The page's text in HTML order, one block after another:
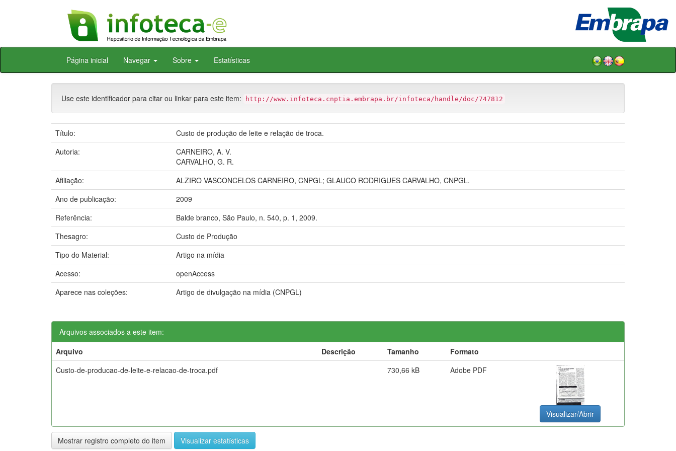
Skip
Página inicial Navegar Sobre Estatísticas
Use este identificador para citar ou linkar para este item: http://www.infoteca.cnptia.embrapa.br/infoteca/handle/doc/747812
Título:
Custo de produção de leite e relação de troca.
Autoria:
CARNEIRO, A. V.
CARVALHO, G. R.
Afiliação:
ALZIRO VASCONCELOS CARNEIRO, CNPGL; GLAUCO RODRIGUES CARVALHO, CNPGL.
Ano de publicação:
2009
Referência:
Balde branco, São Paulo, n. 540, p. 1, 2009.
Thesagro:
Custo de Produção
Tipo do Material:
Artigo na mídia
Acesso:
openAccess
Aparece nas coleções:
Artigo de divulgação na mídia (CNPGL)
Arquivos associados a este item:
Arquivo
Descrição Tamanho
Formato
Custo-de-producao-de-leite-e-relacao-de-troca.pdf
730,66 kB Adobe PDF
Visualizar/Abrir
Mostrar registro completo do item Visualizar estatísticas